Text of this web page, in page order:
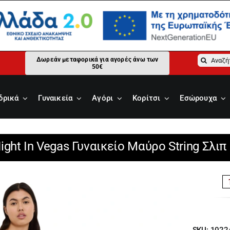
Δωρεάν μεταφορικά για αγορές άνω των
50€
Γυναικεία Αγόρι Κορίτσι Εσώρουχα
In Vegas Γυναικείο Μαύρο String